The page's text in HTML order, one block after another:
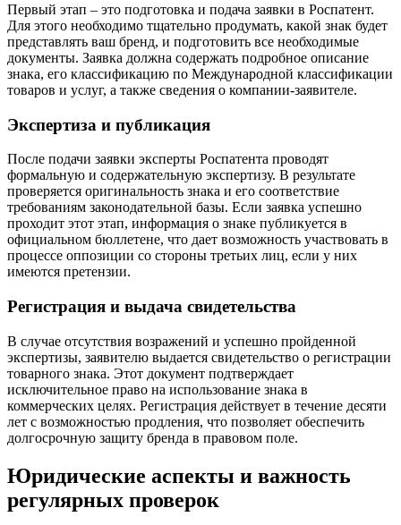
Первый этап – это подготовка и подача заявки в Роспатент.
Для этого необходимо тщательно продумать, какой знак будет
представлять ваш бренд, и подготовить все необходимые
документы. Заявка должна содержать подробное описание
знака, его классификацию по Международной классификации
товаров и услуг, а также сведения о компании-заявителе.
Экспертиза и публикация
После подачи заявки эксперты Роспатента проводят
формальную и содержательную экспертизу. В результате
проверяется оригинальность знака и его соответствие
требованиям законодательной базы. Если заявка успешно
проходит этот этап, информация о знаке публикуется в
официальном бюллетене, что дает возможность участвовать в
процессе оппозиции со стороны третьих лиц, если у них
имеются претензии.
Регистрация и выдача свидетельства
В случае отсутствия возражений и успешно пройденной
экспертизы, заявителю выдается свидетельство о регистрации
товарного знака. Этот документ подтверждает
исключительное право на использование знака в
коммерческих целях. Регистрация действует в течение десяти
лет с возможностью продления, что позволяет обеспечить
долгосрочную защиту бренда в правовом поле.
Юридические аспекты и важность
регулярных проверок